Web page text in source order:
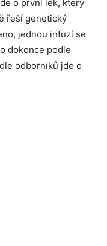
o první lék, který
řeší genetický
jednou infuzí se
dokonce podle
odborníků jde o